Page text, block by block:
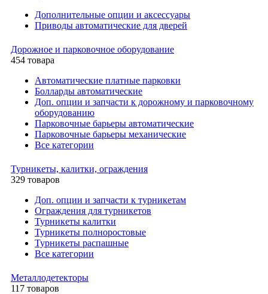
Дополнительные опции и аксессуары
Приводы автоматические для дверей
Дорожное и парковочное оборудование
454 товара
Автоматические платные парковки
Болларды автоматические
Доп. опции и запчасти к дорожному и парковочному
оборудованию
Парковочные барьеры автоматические
Парковочные барьеры механические
Все категории
Турникеты, калитки, ограждения
329 товаров
Доп. опции и запчасти к турникетам
Ограждения для турникетов
Турникеты калитки
Турникеты полноростовые
Турникеты распашные
Все категории
Металлодетекторы
117 товаров